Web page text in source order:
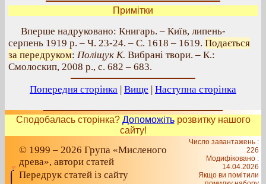
Примітки
Вперше надруковано: Книгарь. – Київ, липень-
серпень 1919 р. – Ч. 23-24. – С. 1618 – 1619. Подається
за передруком: Поліщук К. Вибрані твори. – К.:
Смолоскип, 2008 р., с. 682 – 683.
Попередня сторінка | Вище | Наступна сторінка
Сподобалась сторінка? Допоможітьрозвитку нашого
сайту!
© 1999 – 2026 Група «Мисленого
древа», автори статей
Передрук статей із сайту
Число завантажень :
226
Модифіковано :
14.04.2026
Якщо ви помітили